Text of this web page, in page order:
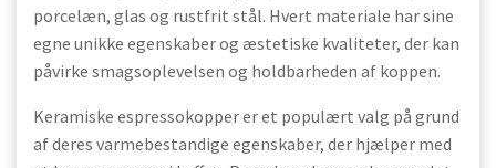
porcelæn, glas og rustfrit stål. Hvert materiale har sine
egne unikke egenskaber og æstetiske kvaliteter, der kan
påvirke smagsoplevelsen og holdbarheden af koppen.
Keramiske espressokopper er et populært valg på grund
af deres varmebestandige egenskaber, der hjælper med